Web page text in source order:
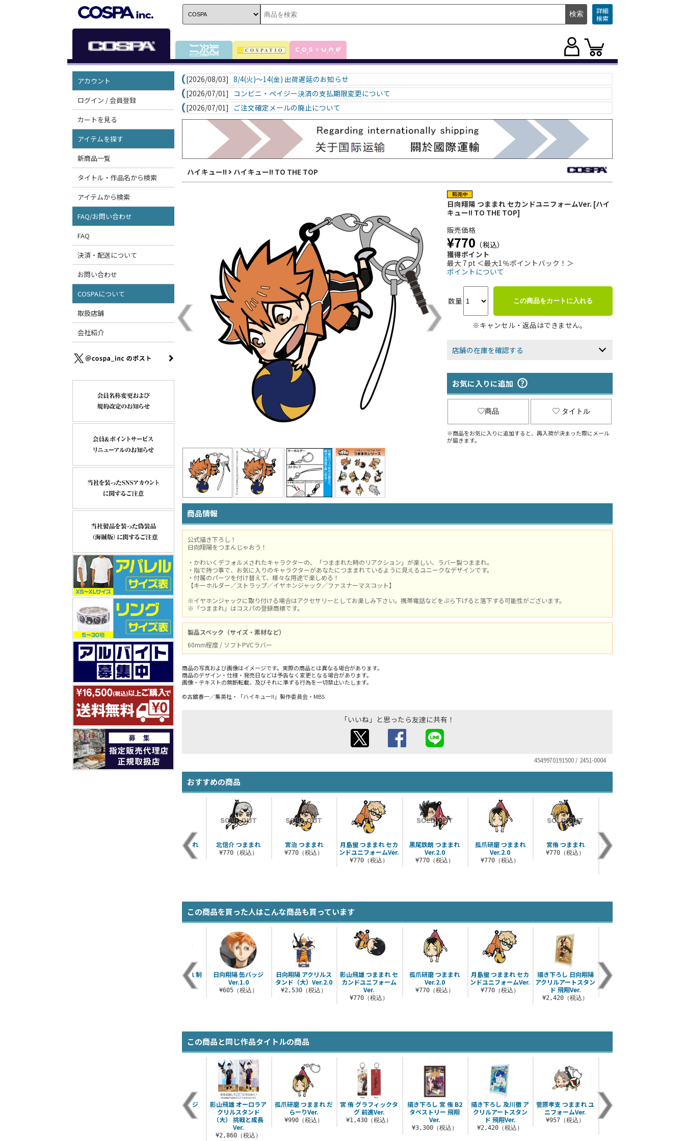
詳細
検索
アカウント
ログイン / 会員登録
カートを見る
アイテムを探す
新商品一覧
タイトル・作品名から検索
アイテムから検索
FAQ/お問い合わせ
FAQ
決済・配送について
お問い合わせ
COSPAについて
取扱店舗
会社紹介
[2026/08/03] 8/4(火)～14(金) 出荷遅延のお知らせ
[2026/07/01]
コンビニ・ペイジー決済の支払期限変更について
[2026/07/01]
ご注文確定メールの廃止について
ハイキュー!! ハイキュー!! TO THE TOP
日向翔陽 つままれ セカンドユニフォームVer. [ハイ
キュー!! TO THE TOP]
販売価格
¥770 （税込）
獲得ポイント
最大 7 pt ＜最大1％ポイントバック！＞
ポイントについて
数量 この商品をカートに入れる
※キャンセル・返品はできません。
店舗の在庫を確認する
お気に入りに追加
商品 タイトル
※商品をお気に入りに追加すると、再入荷が決まった際にメール
が届きます。
商品情報
公式描き下ろし！
日向翔陽をつまんじゃおう！
・かわいくデフォルメされたキャラクターの、「つままれた時のリアクション」が楽しい、ラバー製つままれ。
・指で持つ事で、お気に入りのキャラクターがあなたにつままれているように見えるユニークなデザインです。
・付属のパーツを付け替えて、様々な用途で楽しめる！
【キーホルダー／ストラップ／イヤホンジャック／ファスナーマスコット】
※イヤホンジャックに取り付ける場合はアクセサリーとしてお楽しみ下さい。携帯電話などをぶら下げると落下する可能性がございます。
※「つままれ」はコスパの登録商標です。
製品スペック（サイズ・素材など）
60mm程度 / ソフトPVCラバー
商品の写真および画像はイメージです。実際の商品とは異なる場合があります。
商品のデザイン・仕様・発売日などは予告なく変更となる場合があります。
画像・テキストの無断転載、及びそれに準ずる行為を一切禁止いたします。
©古舘春一／集英社・「ハイキュー!!」製作委員会・MBS
「いいね」と思ったら友達に共有！
4549970191500 / 2451-0004
おすすめの商品
月島蛍 つままれ セカ
ンドユニフォームVer.
¥770（税込）
黒尾鉄朗 つままれ
Ver.2.0
¥770（税込）
孤爪研磨 つままれ
Ver.2.0
¥770（税込）
宮侑 つままれ
¥770（税込）
影山飛雄 つままれ セ
カンドユニフォーム
星海光来 つままれ
¥770（税込）
北信介 つままれ
¥770（税込）
宮治 つままれ
¥770（税込）
この商品を買った人はこんな商品も買っています
影山飛雄 つままれ セ
カンドユニフォーム
Ver.
¥770（税込）
孤爪研磨 つままれ
Ver.2.0
¥770（税込）
月島蛍 つままれ セカ
ンドユニフォームVer.
¥770（税込）
描き下ろし 日向翔陽
アクリルアートスタン
ド 飛翔Ver.
¥2,420（税込）
日向翔陽 クリアファ
碇シンジ つままれ 制
¥770（税込）
日向翔陽 缶バッジ
Ver.1.0
¥605（税込）
日向翔陽 アクリルス
タンド（大）Ver.2.0
¥2,530（税込）
この商品と同じ作品タイトルの商品
宮 侑 グラフィックタ
グ 前進Ver.
¥1,430（税込）
描き下ろし 宮 侑 B2
タペストリー 飛翔
Ver.
¥3,300（税込）
描き下ろし 及川徹 ア
クリルアートスタン
ド 飛翔Ver.
¥2,420（税込）
菅原孝支 つままれ ユ
ニフォームVer.
¥957（税込）
角名倫太郎 アクリル
アートスタンド
赤葦京治 缶バッジ
¥605（税込）
影山飛雄 オーロラア
クリルスタンド
（大） 挑戦と成長
Ver.
¥2,860（税込）
孤爪研磨 つままれ だ
らーりVer.
¥990（税込）